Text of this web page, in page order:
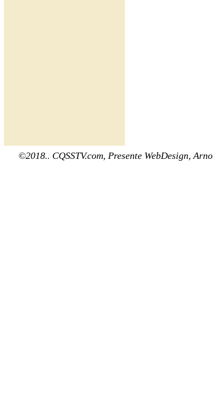
©2018.. CQSSTV.com, Presente WebDesign, Arno